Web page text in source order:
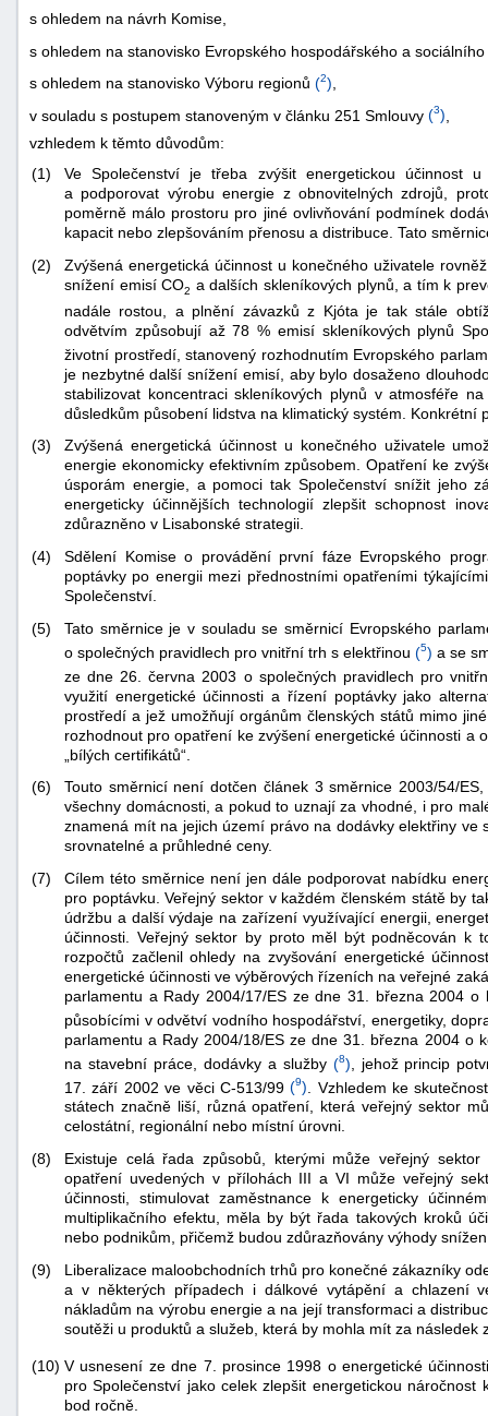
s ohledem na návrh Komise,
s ohledem na stanovisko Evropského hospodářského a
s ohledem na stanovisko Výboru regionů (2)
v souladu s postupem stanoveným v článku 251 Smlouvy (3)
vzhledem k těmto důvodům:
(1)
Ve Společenství je třeba zvýšit energetickou účinnost
a podporovat výrobu energie z obnovitelných zdrojů,
poměrně málo prostoru pro jiné ovlivňování podmínek
kapacit nebo zlepšováním přenosu a distribuce. Tato
(2)
Zvýšená energetická účinnost u konečného uživatele
snížení emisí CO2 a dalších skleníkových plynů, a tím k
nadále rostou, a plnění závazků z Kjóta je tak stále
odvětvím způsobují až 78 % emisí skleníkových plynů
životní prostředí, stanovený rozhodnutím Evropského
je nezbytné další snížení emisí, aby bylo dosaženo
stabilizovat koncentraci skleníkových plynů v atmosféře
důsledkům působení lidstva na klimatický systém. Konkrétní
(3)
Zvýšená energetická účinnost u konečného uživatele
energie ekonomicky efektivním způsobem. Opatření ke
úsporám energie, a pomoci tak Společenství snížit jeho
energeticky účinnějších technologií zlepšit schopnost
zdůrazněno v Lisabonské strategii.
(4)
Sdělení Komise o provádění první fáze Evropského
poptávky po energii mezi přednostními opatřeními
Společenství.
(5)
Tato směrnice je v souladu se směrnicí Evropského
o společných pravidlech pro vnitřní trh s elektřinou (5) a se
ze dne 26. června 2003 o společných pravidlech pro
využití energetické účinnosti a řízení poptávky jako
prostředí a jež umožňují orgánům členských států mimo
rozhodnout pro opatření ke zvýšení energetické účinnosti a
„bílých certifikátů“.
(6)
Touto směrnicí není dotčen článek 3 směrnice 2003/54/
všechny domácnosti, a pokud to uznají za vhodné, i pro
znamená mít na jejich území právo na dodávky elektřiny
srovnatelné a průhledné ceny.
(7)
Cílem této směrnice není jen dále podporovat nabídku
pro poptávku. Veřejný sektor v každém členském státě by
údržbu a další výdaje na zařízení využívající energii,
účinnosti. Veřejný sektor by proto měl být podněcován k
rozpočtů začlenil ohledy na zvyšování energetické
energetické účinnosti ve výběrových řízeních na veřejné
parlamentu a Rady 2004/17/ES ze dne 31. března 2004
působícími v odvětví vodního hospodářství, energetiky,
parlamentu a Rady 2004/18/ES ze dne 31. března 2004 o
na stavební práce, dodávky a služby(8) , jehož princip
17. září 2002 ve věci C-513/99(9) . Vzhledem ke
státech značně liší, různá opatření, která veřejný sektor
celostátní, regionální nebo místní úrovni.
(8)
Existuje celá řada způsobů, kterými může veřejný
opatření uvedených v přílohách III a VI může veřejný
účinnosti, stimulovat zaměstnance k energeticky
multiplikačního efektu, měla by být řada takových kroků
nebo podnikům, přičemž budou zdůrazňovány výhody
(9)
Liberalizace maloobchodních trhů pro konečné zákazníky
a v některých případech i dálkové vytápění a chlazení
nákladům na výrobu energie a na její transformaci a
soutěži u produktů a služeb, která by mohla mít za
(10) V usnesení ze dne 7. prosince 1998 o energetické
pro Společenství jako celek zlepšit energetickou
bod ročně.
škody
+náhrady
-
náhrady
škod"